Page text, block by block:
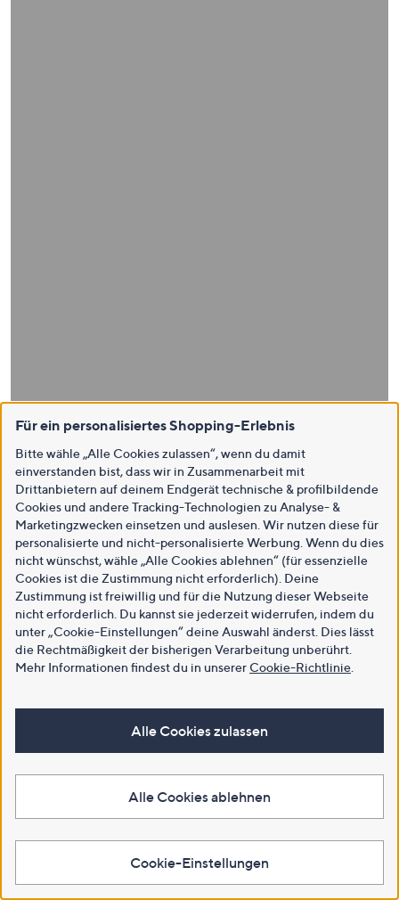
Für ein personalisiertes Shopping-Erlebnis
Bitte wähle „Alle Cookies zulassen“, wenn du damit
einverstanden bist, dass wir in Zusammenarbeit mit
Drittanbietern auf deinem Endgerät technische & profilbildende
Cookies und andere Tracking-Technologien zu Analyse- &
Marketingzwecken einsetzen und auslesen. Wir nutzen diese für
personalisierte und nicht-personalisierte Werbung. Wenn du dies
nicht wünschst, wähle „Alle Cookies ablehnen“ (für essenzielle
Cookies ist die Zustimmung nicht erforderlich). Deine
Zustimmung ist freiwillig und für die Nutzung dieser Webseite
nicht erforderlich. Du kannst sie jederzeit widerrufen, indem du
unter „Cookie-Einstellungen“ deine Auswahl änderst. Dies lässt
die Rechtmäßigkeit der bisherigen Verarbeitung unberührt.
Mehr Informationen findest du in unsererCookie-Richtlinie
Alle Cookies zulassen
Alle Cookies ablehnen
Cookie-Einstellungen